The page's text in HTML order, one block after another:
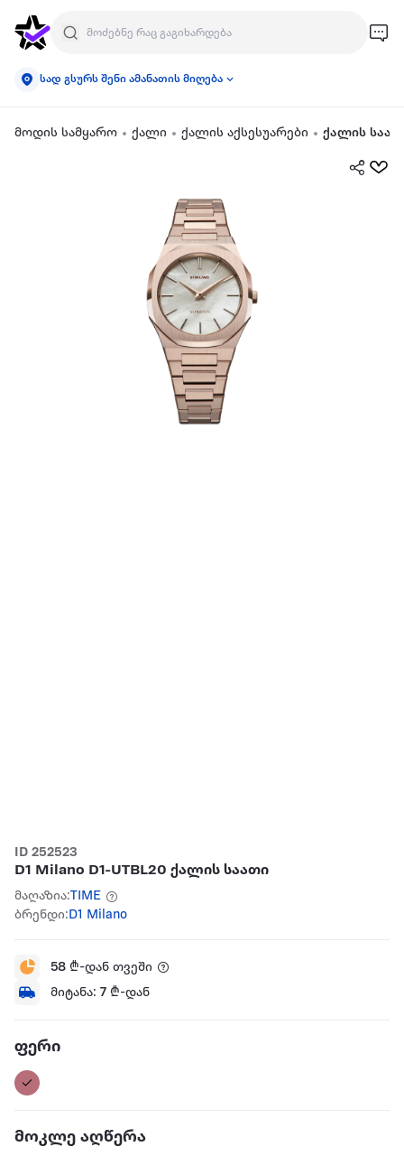
სად გსურს შენი ამანათის მიღება
მოდის სამყარო ქალი ქალის აქსესუარები ქალის
ID 252523
D1 Milano D1-UTBL20 ქალის საათი
მაღაზია:TIME
ბრენდი:D1 Milano
58 ₾-დან თვეში
მიტანა: 7 ₾-დან
ფერი
მოკლე აღწერა